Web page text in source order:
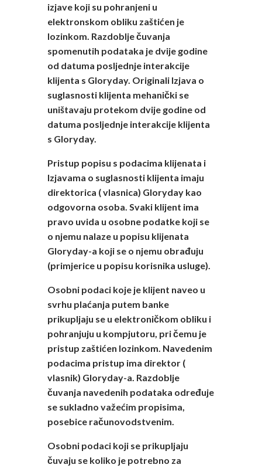
izjave koji su pohranjeni u
elektronskom obliku zaštićen je
lozinkom. Razdoblje čuvanja
spomenutih podataka je dvije godine
od datuma posljednje interakcije
klijenta s Gloryday. Originali Izjava o
suglasnosti klijenta mehanički se
uništavaju protekom dvije godine od
datuma posljednje interakcije klijenta
s Gloryday.
Pristup popisu s podacima klijenata i
Izjavama o suglasnosti klijenta imaju
direktorica ( vlasnica) Gloryday kao
odgovorna osoba. Svaki klijent ima
pravo uvida u osobne podatke koji se
o njemu nalaze u popisu klijenata
Gloryday-a koji se o njemu obrađuju
(primjerice u popisu korisnika usluge).
Osobni podaci koje je klijent naveo u
svrhu plaćanja putem banke
prikupljaju se u elektroničkom obliku i
pohranjuju u kompjutoru, pri čemu je
pristup zaštićen lozinkom. Navedenim
podacima pristup ima direktor (
vlasnik) Gloryday-a. Razdoblje
čuvanja navedenih podataka određuje
se sukladno važećim propisima,
posebice računovodstvenim.
Osobni podaci koji se prikupljaju
čuvaju se koliko je potrebno za